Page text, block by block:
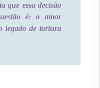
que essa decisão
é: o amor
legado de tortura